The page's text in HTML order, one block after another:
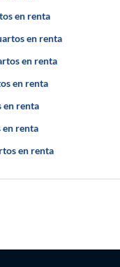
en renta
en renta
en renta
en renta
en renta
renta
en renta